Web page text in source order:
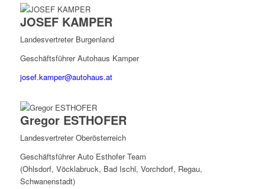
JOSEF KAMPER
Landesvertreter Burgenland
Geschäftsführer Autohaus Kamper
josef.kamper@autohaus.at
Gregor ESTHOFER
Landesvertreter Oberösterreich
Geschäftsführer Auto Esthofer Team
(Ohlsdorf, Vöcklabruck, Bad Ischl, Vorchdorf, Regau,
Schwanenstadt)